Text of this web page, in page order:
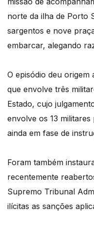
norte da ilha de Porto
sargentos e nove
embarcar, alegando
O episódio deu origem
que envolve três
Estado, cujo
envolve os 13
ainda em fase de
Foram também
recentemente
Supremo Tribunal
ilícitas as sanções